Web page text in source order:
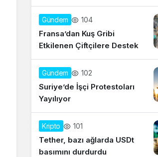
Gündem 104
Fransa’dan Kuş Gribi
Etkilenen Çiftçilere Destek
Gündem 102
Suriye’de İşçi Protestoları
Yayılıyor
Kripto 101
Tether, bazı ağlarda USDt
basımını durdurdu